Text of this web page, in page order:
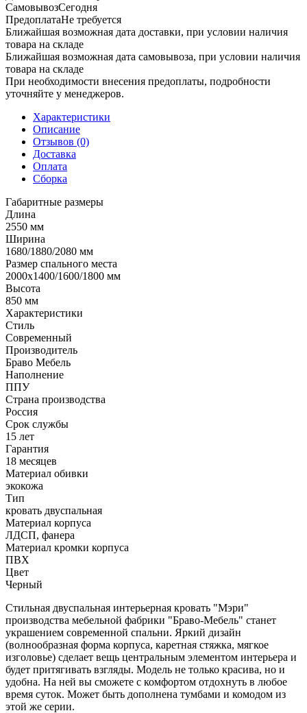
СамовывозСегодня
ПредоплатаНе требуется
Ближайшая возможная дата доставки, при условии наличия
товара на складе
Ближайшая возможная дата самовывоза, при условии наличия
товара на складе
При необходимости внесения предоплаты, подробности
уточняйте у менеджеров.
Характеристики
Описание
Отзывов (0)
Доставка
Оплата
Сборка
Габаритные размеры
Длина
2550 мм
Ширина
1680/1880/2080 мм
Размер спального места
2000х1400/1600/1800 мм
Высота
850 мм
Характеристики
Стиль
Современный
Производитель
Браво Мебель
Наполнение
ППУ
Страна производства
Россия
Срок службы
15 лет
Гарантия
18 месяцев
Материал обивки
экокожа
Тип
кровать двуспальная
Материал корпуса
ЛДСП, фанера
Материал кромки корпуса
ПВХ
Цвет
Черный
Стильная двуспальная интерьерная кровать "Мэри"
производства мебельной фабрики "Браво-Мебель" станет
украшением современной спальни. Яркий дизайн
(волнообразная форма корпуса, каретная стяжка, мягкое
изголовье) сделает вещь центральным элементом интерьера и
будет притягивать взгляды. Модель не только красива, но и
удобна. На ней вы сможете с комфортом отдохнуть в любое
время суток. Может быть дополнена тумбами и комодом из
этой же серии.